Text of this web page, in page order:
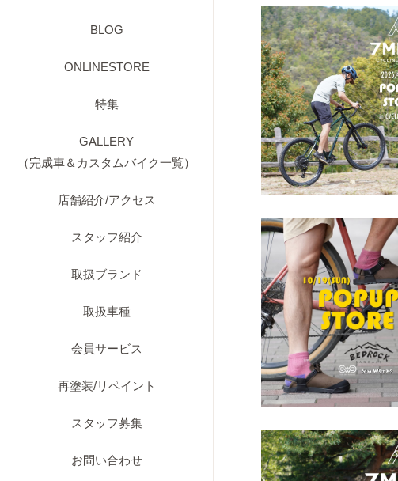
BLOG
ONLINESTORE
特集
GALLERY
（完成車＆カスタムバイク一覧）
店舗紹介/アクセス
スタッフ紹介
取扱ブランド
取扱車種
会員サービス
再塗装/リペイント
スタッフ募集
お問い合わせ